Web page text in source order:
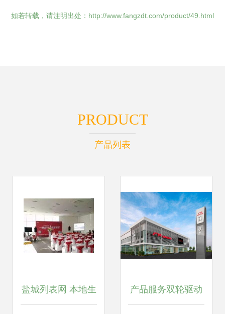
如若转载，请注明出处：http://www.fangzdt.com/product/49.html
PRODUCT
产品列表
盐城列表网 本地生 产品服务双轮驱动